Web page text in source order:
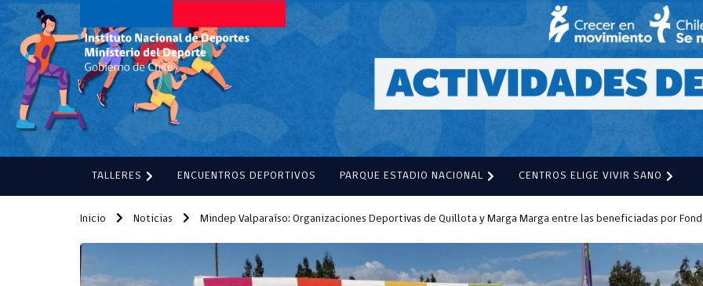
TALLERES ENCUENTROS DEPORTIVOS PARQUE ESTADIO NACIONAL CENTROS ELIGE VIVIR SANO
Inicio Noticias Mindep Valparaíso: Organizaciones Deportivas de Quillota y Marga Marga entre las beneficiadas por